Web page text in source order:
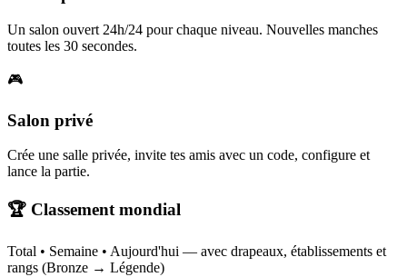
Un salon ouvert 24h/24 pour chaque niveau. Nouvelles manches
toutes les 30 secondes.
🎮
Salon privé
Crée une salle privée, invite tes amis avec un code, configure et
lance la partie.
🏆 Classement mondial
Total • Semaine • Aujourd'hui — avec drapeaux, établissements et
rangs (Bronze → Légende)